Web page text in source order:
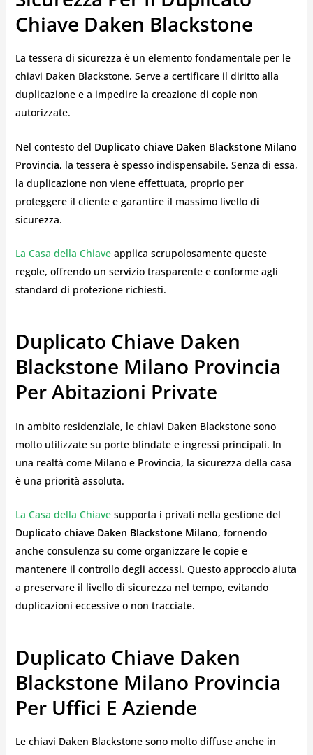
Chiave Daken Blackstone
La tessera di sicurezza è un elemento fondamentale per le
chiavi Daken Blackstone. Serve a certificare il diritto alla
duplicazione e a impedire la creazione di copie non
autorizzate.
Nel contesto del Duplicato chiave Daken Blackstone Milano
Provincia, la tessera è spesso indispensabile. Senza di essa,
la duplicazione non viene effettuata, proprio per
proteggere il cliente e garantire il massimo livello di
sicurezza.
La Casa della Chiave applica scrupolosamente queste
regole, offrendo un servizio trasparente e conforme agli
standard di protezione richiesti.
Duplicato Chiave Daken
Blackstone Milano Provincia
Per Abitazioni Private
In ambito residenziale, le chiavi Daken Blackstone sono
molto utilizzate su porte blindate e ingressi principali. In
una realtà come Milano e Provincia, la sicurezza della casa
è una priorità assoluta.
La Casa della Chiave supporta i privati nella gestione del
Duplicato chiave Daken Blackstone Milano, fornendo
anche consulenza su come organizzare le copie e
mantenere il controllo degli accessi. Questo approccio aiuta
a preservare il livello di sicurezza nel tempo, evitando
duplicazioni eccessive o non tracciate.
Duplicato Chiave Daken
Blackstone Milano Provincia
Per Uffici E Aziende
Le chiavi Daken Blackstone sono molto diffuse anche in